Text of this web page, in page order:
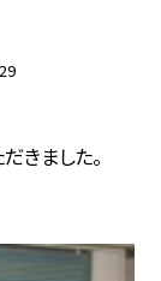
きました。